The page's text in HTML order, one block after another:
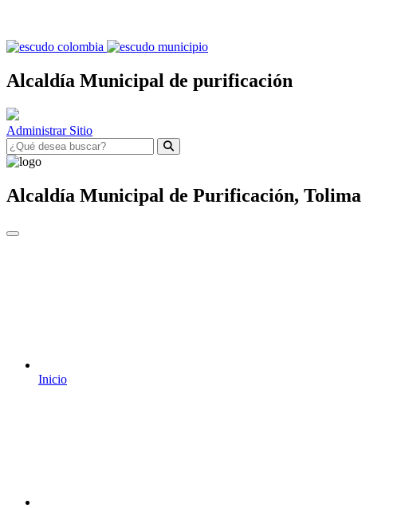
Alcaldía Municipal de purificación
Administrar Sitio
Alcaldía Municipal de Purificación, Tolima
Inicio